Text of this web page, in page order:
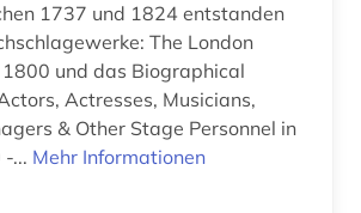
bibelausgabe (1)
bibelhandschrift (1)
bibelkommentar (1)
bibelwissenschaft (4)
1737 und 1824 entstanden
The London
und das Biographical
Actresses, Musicians,
& Other Stage Personnel in
... Mehr Informationen